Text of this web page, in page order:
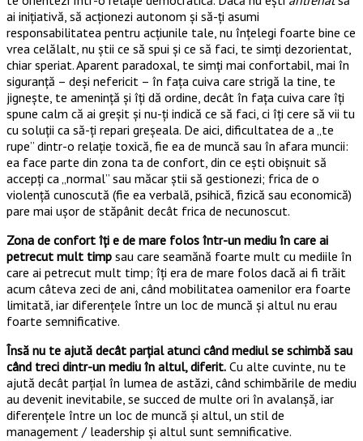
ai inițiativă, să acționezi autonom și să-ți asumi
responsabilitatea pentru acțiunile tale, nu înțelegi foarte bine ce
vrea celălalt, nu știi ce să spui și ce să faci, te simți dezorientat,
chiar speriat. Aparent paradoxal, te simți mai confortabil, mai în
siguranță – deși nefericit – în fața cuiva care strigă la tine, te
jignește, te amenință și îți dă ordine, decât în fața cuiva care îți
spune calm că ai greșit și nu-ți indică ce să faci, ci îți cere să vii tu
cu soluții ca să-ți repari greșeala. De aici, dificultatea de a „te
rupe” dintr-o relație toxică, fie ea de muncă sau în afara muncii:
ea face parte din zona ta de confort, din ce ești obișnuit să
accepți ca „normal” sau măcar știi să gestionezi; frica de o
violență cunoscută (fie ea verbală, psihică, fizică sau economică)
pare mai ușor de stăpânit decât frica de necunoscut.
Zona de confort îți e de mare folos într-un mediu în care ai
petrecut mult timp sau care seamănă foarte mult cu mediile în
care ai petrecut mult timp; îți era de mare folos dacă ai fi trăit
acum câteva zeci de ani, când mobilitatea oamenilor era foarte
limitată, iar diferențele între un loc de muncă și altul nu erau
foarte semnificative.
Însă nu te ajută decât parțial atunci când mediul se schimbă sau
când treci dintr-un mediu în altul, diferit. Cu alte cuvinte, nu te
ajută decât parțial în lumea de astăzi, când schimbările de mediu
au devenit inevitabile, se succed de multe ori în avalanșă, iar
diferențele între un loc de muncă și altul, un stil de
management / leadership și altul sunt semnificative.